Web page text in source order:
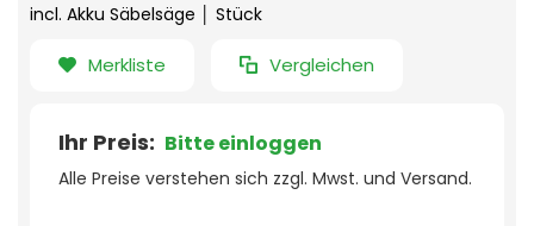
incl. Akku Säbelsäge │ Stück
Merkliste Vergleichen
Ihr Preis: Bitte einloggen
Alle Preise verstehen sich zzgl. Mwst. und Versand.